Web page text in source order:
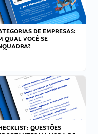
DE EMPRESAS:
QUAL VOCÊ SE
QUESTÕES